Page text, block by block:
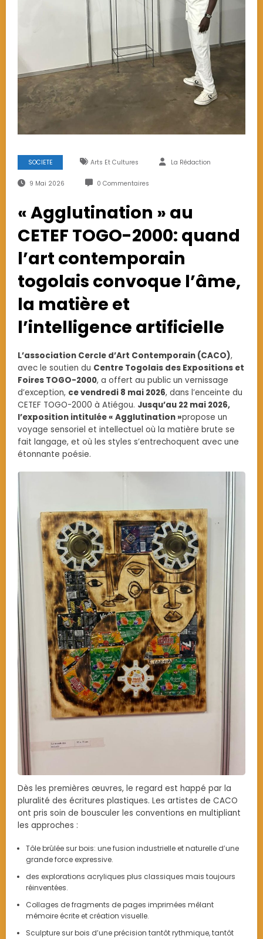
SOCIETE Arts Et Cultures La Rédaction
9 Mai 2026 0 Commentaires
« Agglutination » au
CETEF TOGO-2000: quand
l’art contemporain
togolais convoque l’âme,
la matière et
l’intelligence artificielle
L’association Cercle d’Art Contemporain (CACO),
avec le soutien du Centre Togolais des Expositions et
Foires TOGO-2000, a offert au public un vernissage
d’exception, ce vendredi 8 mai 2026, dans l’enceinte du
CETEF TOGO-2000 à Atiégou. Jusqu’au 22 mai 2026,
l’exposition intitulée « Agglutination »propose un
voyage sensoriel et intellectuel où la matière brute se
fait langage, et où les styles s’entrechoquent avec une
étonnante poésie.
Dès les premières œuvres, le regard est happé par la
pluralité des écritures plastiques. Les artistes de CACO
ont pris soin de bousculer les conventions en multipliant
les approches :
Tôle brûlée sur bois: une fusion industrielle et naturelle d’une
grande force expressive.
des explorations acryliques plus classiques mais toujours
réinventées.
Collages de fragments de pages imprimées mêlant
mémoire écrite et création visuelle.
Sculpture sur bois d’une précision tantôt rythmique, tantôt